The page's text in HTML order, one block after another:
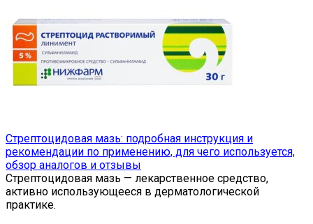
Стрептоцидовая мазь: подробная инструкция и
рекомендации по применению, для чего используется,
обзор аналогов и отзывы
Стрептоцидовая мазь — лекарственное средство,
активно использующееся в дерматологической
практике.